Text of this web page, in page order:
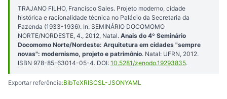
TRAJANO FILHO, Francisco Sales. Projeto moderno, cidade
histórica e racionalidade técnica no Palácio da Secretaria da
Fazenda (1933-1936). In: SEMINÁRIO DOCOMOMO
NORTE/NORDESTE, 4., 2012, Natal. Anais do 4º Seminário
Docomomo Norte/Nordeste: Arquitetura em cidades "sempre
novas": modernismo, projeto e patrimônio. Natal: UFRN, 2012.
ISBN 978-85-63014-05-4. DOI: 10.5281/zenodo.19293835.
Exportar referência:BibTeXRISCSL-JSONYAML